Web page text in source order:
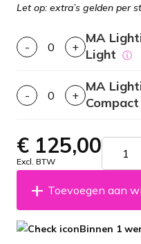
Let op: extra’s gelden per
- +
MA
Light ⓘ
- +
MA
Compact
€ 125,00
Excl. BTW
Toevoegen aan
Binnen 1